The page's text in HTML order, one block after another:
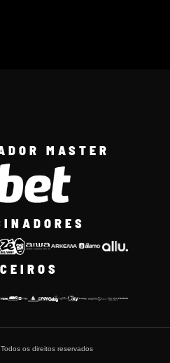
MASTER
os direitos reservados